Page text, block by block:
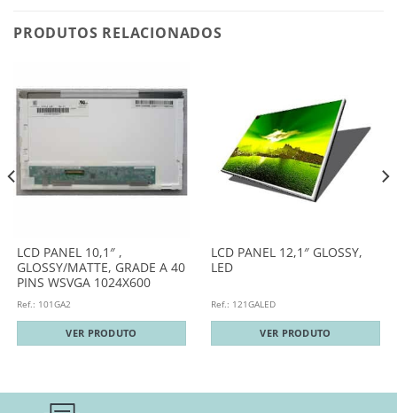
PRODUTOS RELACIONADOS
LCD PANEL 10,1″ ,
GLOSSY/MATTE, GRADE A 40
PINS WSVGA 1024X600
Ref.: 101GA2
VER PRODUTO
LCD PANEL 12,1″ GLOSSY,
LED
Ref.: 121GALED
VER PRODUTO